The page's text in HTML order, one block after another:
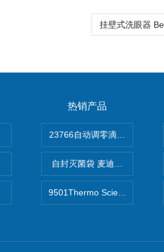
热销产品
自封灭菌袋 麦迪康Medicom
9501Thermo Scientific S1移